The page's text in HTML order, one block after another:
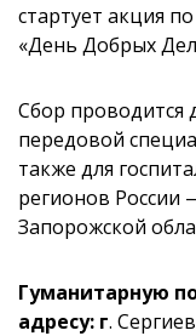
стартует акция
«День Добрых
Сбор проводится
передовой
также для
регионов России
Запорожской
Гуманитарную
адресу: г.